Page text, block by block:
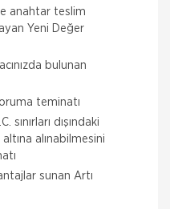
anahtar teslim
Yeni Değer
bulunan
teminatı
sınırları dışındaki
alınabilmesini
sunan Artı